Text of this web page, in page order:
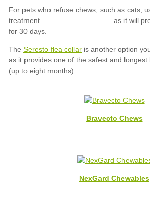
Seresto flea collar
Bravecto Chews
NexGard Chewables